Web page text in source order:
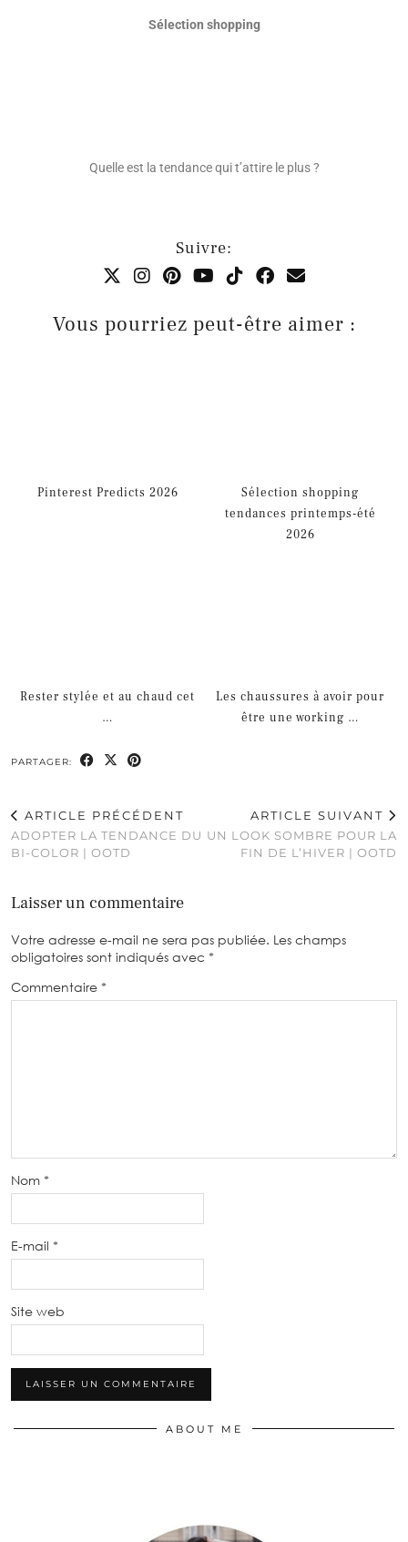
Sélection shopping
Quelle est la tendance qui t’attire le plus ?
Suivre:
Vous pourriez peut-être aimer :
Pinterest Predicts 2026
Sélection shopping
tendances printemps-été
2026
Rester stylée et au chaud cet
…
Les chaussures à avoir pour
être une working …
PARTAGER:
ARTICLE PRÉCÉDENT
ADOPTER LA TENDANCE DU
BI-COLOR | OOTD
ARTICLE SUIVANT
UN LOOK SOMBRE POUR LA
FIN DE L’HIVER | OOTD
Laisser un commentaire
Votre adresse e-mail ne sera pas publiée. Les champs
obligatoires sont indiqués avec *
Commentaire *
Nom *
E-mail *
Site web
ABOUT ME